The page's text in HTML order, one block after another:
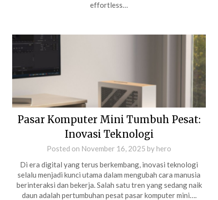
effortless…
Pasar Komputer Mini Tumbuh Pesat:
Inovasi Teknologi
Posted on November 16, 2025 byhero
Di era digital yang terus berkembang, inovasi teknologi
selalu menjadi kunci utama dalam mengubah cara manusia
berinteraksi dan bekerja. Salah satu tren yang sedang naik
daun adalah pertumbuhan pesat pasar komputer mini….